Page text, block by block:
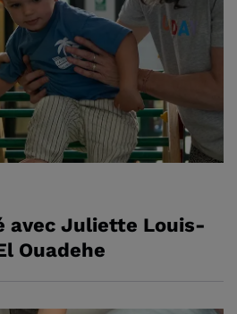
avec Juliette Louis-
Ouadehe